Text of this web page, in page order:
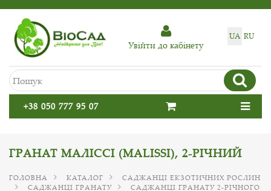
UA RU
Увiйти до кабiнету
+38 050 777 95 07
ГРАНАТ МАЛІССІ (MALISSI), 2-РІЧНИЙ
ГОЛОВНА КАТАЛОГ
САДЖАНЦІ ЕКЗОТИЧНИХ РОСЛИН
САДЖАНЦІ ГРАНАТУ
САДЖАНЦІ ГРАНАТУ 2-РІЧНОГО